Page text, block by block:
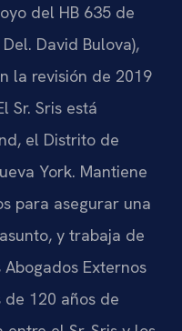
del HB 635 de
David Bulova),
la revisión de 2019
Sr. Sris está
el Distrito de
York. Mantiene
para asegurar una
y trabaja de
Externos
120 años de